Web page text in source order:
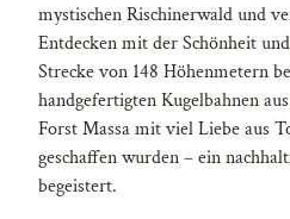
mystischen Rischinerwald und
Entdecken mit der Schönheit
Strecke von 148 Höhenmetern
handgefertigten Kugelbahnen
Forst Massa mit viel Liebe aus
geschaffen wurden – ein
begeistert.